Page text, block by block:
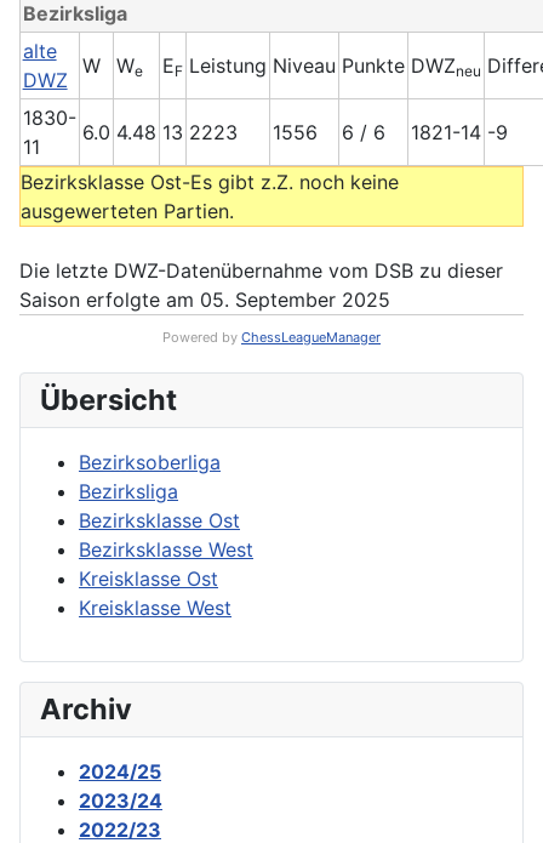
Übersicht
Bezirksoberliga
Bezirksliga
Bezirksklasse Ost
Bezirksklasse West
Kreisklasse Ost
Kreisklasse West
Archiv
2024/25
2023/24
2022/23
Bezirksliga
alte
DWZ
W We EF Leistung Niveau Punkte DWZneu
1830-
11
6.0 4.48 13 2223 1556 6 / 6 1821-14 -9
Bezirksklasse Ost-Es gibt z.Z. noch keine
ausgewerteten Partien.
Die letzte DWZ-Datenübernahme vom DSB zu dieser
Saison erfolgte am 05. September 2025
Powered by ChessLeagueManager